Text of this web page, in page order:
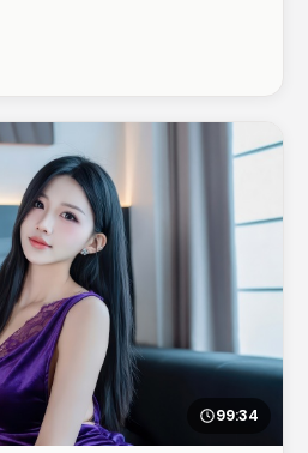
任素汐、周迅分别提供反差与喜
）。整体完成度较高，适合周末
99:34